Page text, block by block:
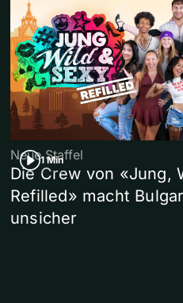
1 Min
Neue Staffel
Die Crew von «Jung,
Refilled» macht
unsicher